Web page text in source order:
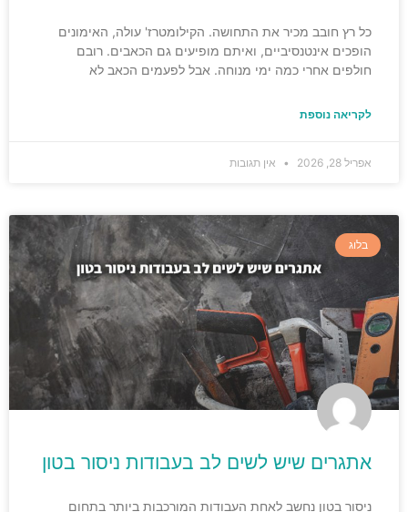
כל רץ חובב מכיר את התחושה. הקילומטרז' עולה, האימונים
הופכים אינטנסיביים, ואיתם מופיעים גם הכאבים. רובם
חולפים אחרי כמה ימי מנוחה. אבל לפעמים הכאב לא
לקריאה נוספת
אפריל 28, 2026 אין תגובות
בלוג
אתגרים שיש לשים לב בעבודות ניסור בטון
ניסור בטון נחשב לאחת העבודות המורכבות ביותר בתחום